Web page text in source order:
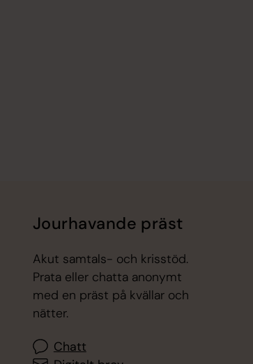
Jourhavande präst
Akut samtals- och krisstöd.
Prata eller chatta anonymt
med en präst på kvällar och
nätter.
Chatt